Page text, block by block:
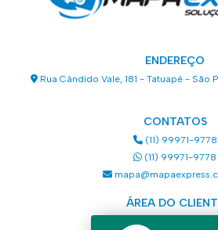
ENDEREÇO
Rua Cândido Vale, 181 - Tatuapé - São
CONTATOS
(11) 99971-9778
(11) 99971-9778
ÁREA DO